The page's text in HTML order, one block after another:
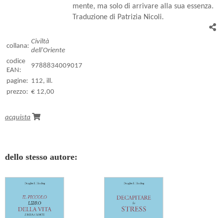
mente, ma solo di arrivare alla sua essenza.
Traduzione di Patrizia Nicoli.
collana:
Civiltà
dell'Oriente
codice
EAN:
9788834009017
pagine: 112, ill.
prezzo: € 12,00
acquista
dello stesso autore: